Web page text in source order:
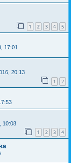
1 2 3 4 5
17:01
20:13
1 2
10:08
1 2 3 4